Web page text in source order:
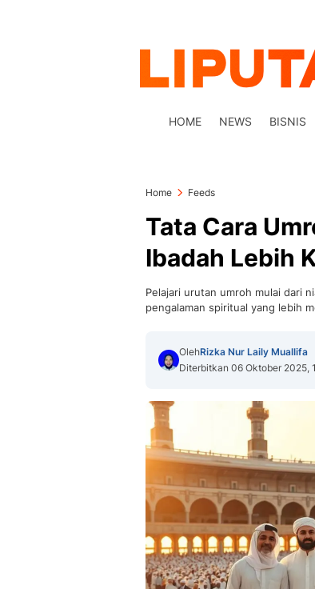
HOME NEWS BISNIS
Home Feeds
Tata Cara
Ibadah Lebih
Pelajari urutan umroh mulai dari
pengalaman spiritual yang lebih
OlehRizka Nur Laily Muallifa
Diterbitkan 06 Oktober 2025,